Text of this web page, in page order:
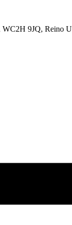
WC2H 9JQ, Reino